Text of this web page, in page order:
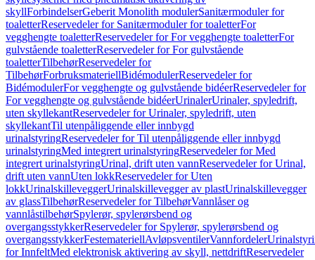
skyllForbindelserGeberit Monolith modulerSanitærmoduler for
toaletterReservedeler for Sanitærmoduler for toaletterFor
vegghengte toaletterReservedeler for For vegghengte toaletterFor
gulvstående toaletterReservedeler for For gulvstående
toaletterTilbehørReservedeler for
TilbehørForbruksmateriellBidémodulerReservedeler for
BidémodulerFor vegghengte og gulvstående bidéerReservedeler for
For vegghengte og gulvstående bidéerUrinalerUrinaler, spyledrift,
uten skyllekantReservedeler for Urinaler, spyledrift, uten
skyllekantTil utenpåliggende eller innbygd
urinalstyringReservedeler for Til utenpåliggende eller innbygd
urinalstyringMed integrert urinalstyringReservedeler for Med
integrert urinalstyringUrinal, drift uten vannReservedeler for Urinal,
drift uten vannUten lokkReservedeler for Uten
lokkUrinalskilleveggerUrinalskillevegger av plastUrinalskillevegger
av glassTilbehørReservedeler for TilbehørVannlåser og
vannlåstilbehørSpylerør, spylerørsbend og
overgangsstykkerReservedeler for Spylerør, spylerørsbend og
overgangsstykkerFestemateriellAvløpsventilerVannfordeler
for InnfeltMed elektronisk aktivering av skyll, nettdriftReservedeler